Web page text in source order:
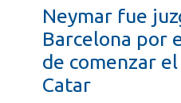
Neymar fue
Barcelona por
de comenzar
Catar